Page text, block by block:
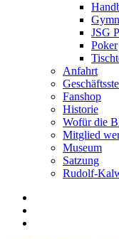
JSG
Poker
Anfahrt
Fanshop
Historie
Wofür die
Mitglied
Museum
Satzung
Rudolf-